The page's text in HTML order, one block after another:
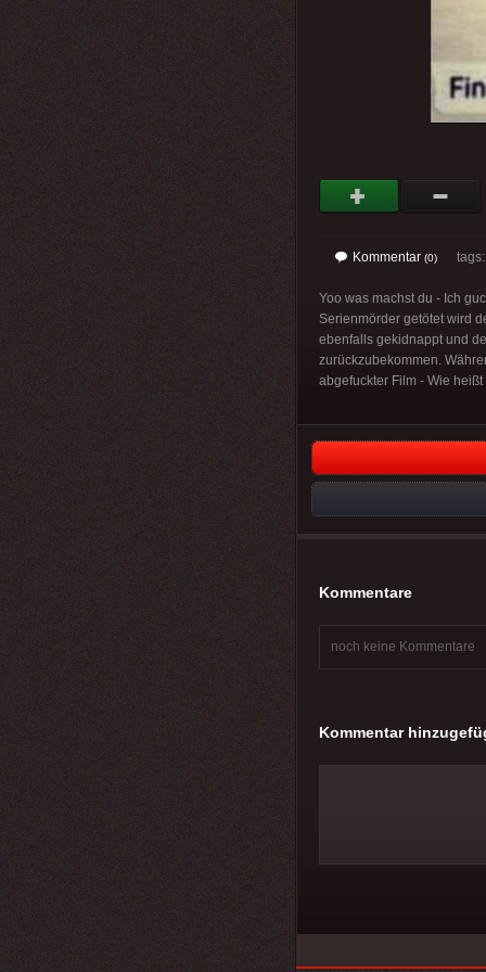
Kommentar (0)
Yoo was machst du - Ich
Serienmörder getötet wird
ebenfalls gekidnappt und
zurückzubekommen.
abgefuckter Film - Wie
Kommentare
noch keine Kommentare
Kommentar